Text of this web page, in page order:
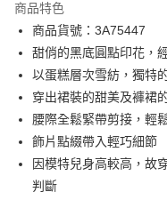
合作金庫商業銀行
華南商業銀行
上海商業儲蓄銀行
國泰世華商業銀行
臺灣中小企業銀行
匯豐（台灣）商業銀行
聯邦商業銀行
元大商業銀行
玉山商業銀行
台新國際商業銀行
LINE Pay
Apple Pay
街口支付
AFTEE先享後付
相關說明
【關於「AFTEE先享後付」】
AFTEE先享後付是「在收到
便利好安心！
商品特色
商品貨號：3A75447
甜俏的黑底圓點印花，
以蛋糕層次雪紡，獨特
穿出裙裝的甜美及褲裙
腰際全鬆緊帶剪接，輕
飾片點綴帶入輕巧細節
因模特兒身高較高，故
判斷